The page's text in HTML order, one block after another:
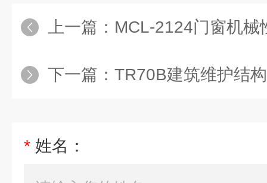
上一篇： MCL-2124门窗机械性能测试
下一篇： TR70B建筑维护结构现场检测仪|建筑
* 姓名：